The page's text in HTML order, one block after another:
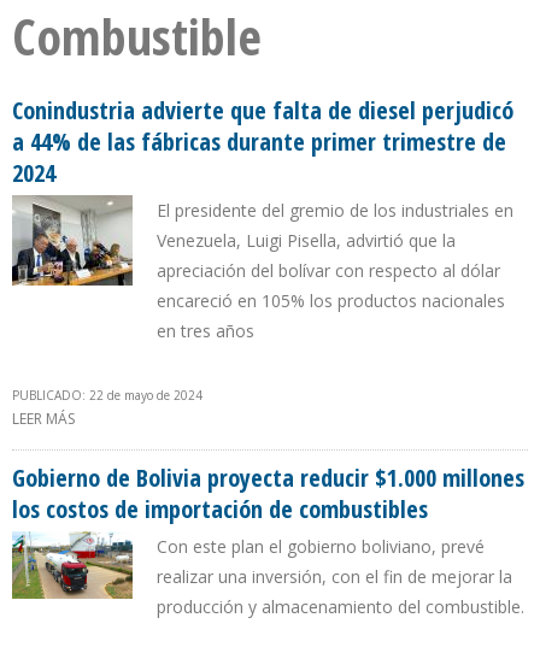
Combustible
Conindustria advierte que falta de diesel perjudicó
a 44% de las fábricas durante primer trimestre de
2024
El presidente del gremio de los industriales en
Venezuela, Luigi Pisella, advirtió que la
apreciación del bolívar con respecto al dólar
encareció en 105% los productos nacionales
en tres años
PUBLICADO: 22 de mayo de 2024
LEER MÁS
Gobierno de Bolivia proyecta reducir $1.000 millones
los costos de importación de combustibles
Con este plan el gobierno boliviano, prevé
realizar una inversión, con el fin de mejorar la
producción y almacenamiento del combustible.